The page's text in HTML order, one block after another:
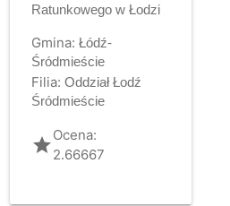
Ratunkowego w Łodzi
Gmina: Łódź-
Śródmieście
Filia: Oddział Łodź
Śródmieście
gradeOcena:
2.66667